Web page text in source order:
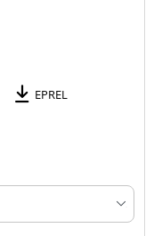
EPREL